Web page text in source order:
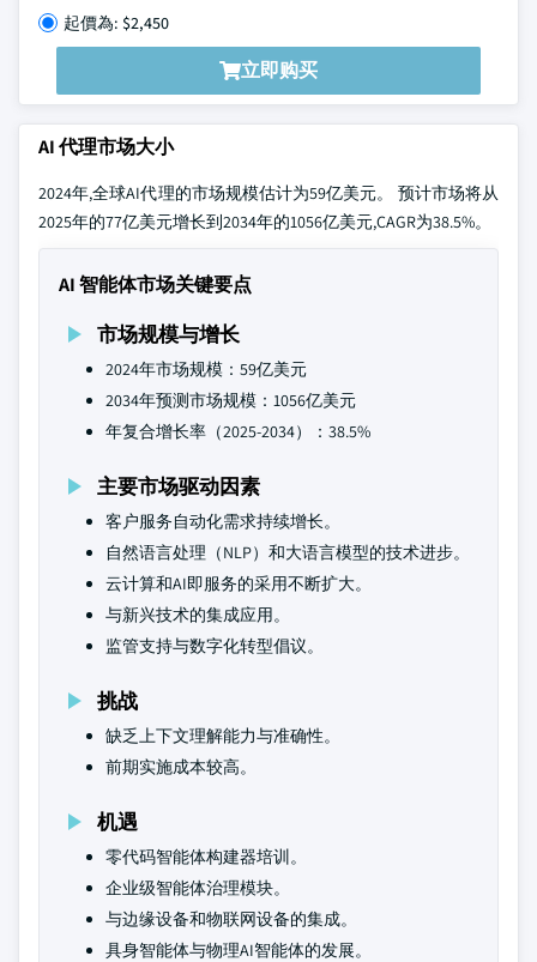
起價為: $2,450
立即购买
AI 代理市场大小
2024年,全球AI代理的市场规模估计为59亿美元。 预计市场将从
2025年的77亿美元增长到2034年的1056亿美元,CAGR为38.5%。
AI 智能体市场关键要点
市场规模与增长
2024年市场规模：59亿美元
2034年预测市场规模：1056亿美元
年复合增长率（2025-2034）：38.5%
主要市场驱动因素
客户服务自动化需求持续增长。
自然语言处理（NLP）和大语言模型的技术进步。
云计算和AI即服务的采用不断扩大。
与新兴技术的集成应用。
监管支持与数字化转型倡议。
挑战
缺乏上下文理解能力与准确性。
前期实施成本较高。
机遇
零代码智能体构建器培训。
企业级智能体治理模块。
与边缘设备和物联网设备的集成。
具身智能体与物理AI智能体的发展。